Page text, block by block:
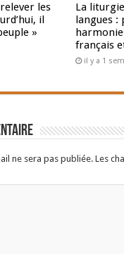
les
il
»
La
langues :
français
il y a 1
ne sera pas publiée. Les